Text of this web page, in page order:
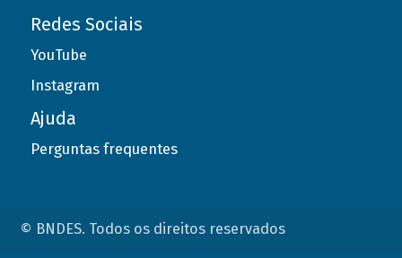
Redes Sociais
YouTube
Instagram
Ajuda
Perguntas frequentes
© BNDES. Todos os direitos reservados